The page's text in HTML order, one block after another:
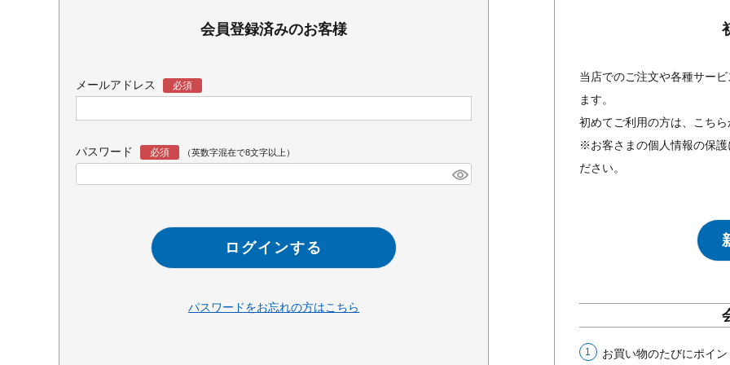
会員登録済みのお客様
メールアドレス
パスワード
ログインする
パスワードをお忘れの方はこちら
当店でのご注文や各種サー
ます。
初めてご利用の方は、こち
※お客さまの個人情報の保護
ださい。
お買い物のたびにポイ